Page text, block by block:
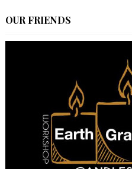
OUR FRIENDS